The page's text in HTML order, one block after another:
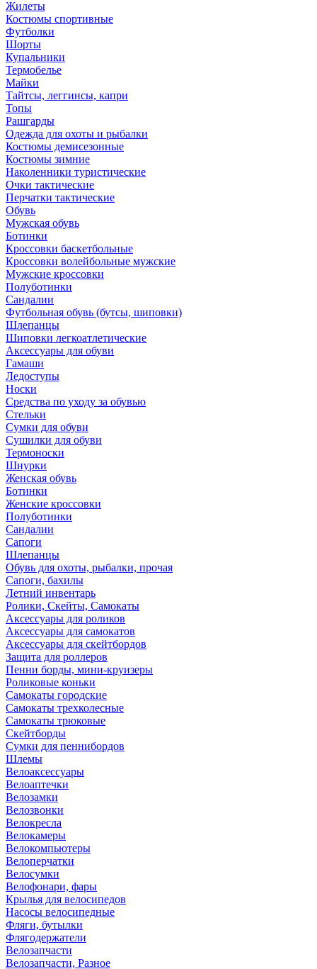
Жилеты
Костюмы спортивные
Футболки
Шорты
Купальники
Термобелье
Майки
Тайтсы, леггинсы, капри
Топы
Рашгарды
Одежда для охоты и рыбалки
Костюмы демисезонные
Костюмы зимние
Наколенники туристические
Очки тактические
Перчатки тактические
Обувь
Мужская обувь
Ботинки
Кроссовки баскетбольные
Кроссовки волейбольные мужские
Мужские кроссовки
Полуботинки
Сандалии
Футбольная обувь (бутсы, шиповки)
Шлепанцы
Шиповки легкоатлетические
Аксессуары для обуви
Гамаши
Ледоступы
Носки
Средства по уходу за обувью
Стельки
Сумки для обуви
Сушилки для обуви
Термоноски
Шнурки
Женская обувь
Ботинки
Женские кроссовки
Полуботинки
Сандалии
Сапоги
Шлепанцы
Обувь для охоты, рыбалки, прочая
Сапоги, бахилы
Летний инвентарь
Ролики, Скейты, Самокаты
Аксессуары для роликов
Аксессуары для самокатов
Аксессуары для скейтбордов
Защита для роллеров
Пенни борды, мини-круизеры
Роликовые коньки
Самокаты городские
Самокаты трехколесные
Самокаты трюковые
Скейтборды
Сумки для пеннибордов
Шлемы
Велоаксессуары
Велоаптечки
Велозамки
Велозвонки
Велокресла
Велокамеры
Велокомпьютеры
Велоперчатки
Велосумки
Велофонари, фары
Крылья для велосипедов
Насосы велосипедные
Фляги, бутылки
Флягодержатели
Велозапчасти
Велозапчасти, Разное